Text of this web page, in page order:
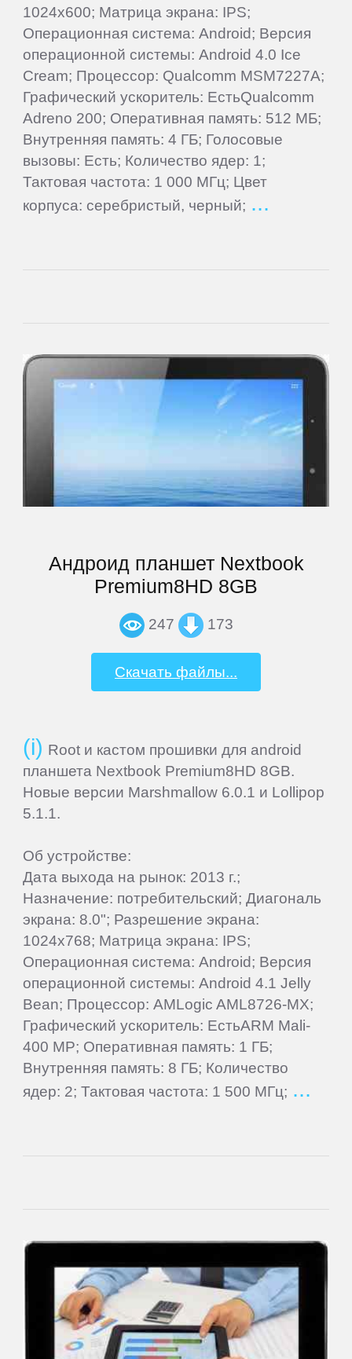
1024x600; Матрица экрана: IPS;
Операционная система: Android; Версия
операционной системы: Android 4.0 Ice
Cream; Процессор: Qualcomm MSM7227A;
Графический ускоритель: ЕстьQualcomm
Adreno 200; Оперативная память: 512 МБ;
Внутренняя память: 4 ГБ; Голосовые
вызовы: Есть; Количество ядер: 1;
Тактовая частота: 1 000 МГц; Цвет
корпуса: серебристый, черный;
Андроид планшет Nextbook
Premium8HD 8GB
247 173
Скачать файлы...
Root и кастом прошивки для android
планшета Nextbook Premium8HD 8GB.
Новые версии Marshmallow 6.0.1 и Lollipop
5.1.1.
Об устройстве:
Дата выхода на рынок: 2013 г.;
Назначение: потребительский; Диагональ
экрана: 8.0"; Разрешение экрана:
1024x768; Матрица экрана: IPS;
Операционная система: Android; Версия
операционной системы: Android 4.1 Jelly
Bean; Процессор: AMLogic AML8726-MX;
Графический ускоритель: ЕстьARM Mali-
400 MP; Оперативная память: 1 ГБ;
Внутренняя память: 8 ГБ; Количество
ядер: 2; Тактовая частота: 1 500 МГц;
4Good
Acer
ACME
Ainol
Armix
Barnes
Noble
BQ-
Mobile
Creative
CrownMicro
Cube
Daewoo
Dell
EXPERTS